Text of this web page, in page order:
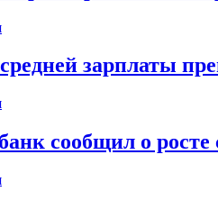
зарплаты
сообщил о